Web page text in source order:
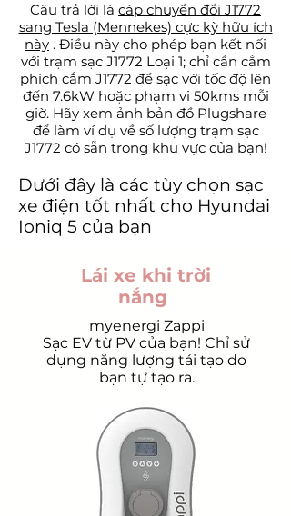
Câu trả lời là cáp chuyển đổi J1772
sang Tesla (Mennekes) cực kỳ hữu ích
này . Điều này cho phép bạn kết nối
với trạm sạc J1772 Loại 1; chỉ cần cắm
phích cắm J1772 để sạc với tốc độ lên
đến 7.6kW hoặc phạm vi 50kms mỗi
giờ. Hãy xem ảnh bản đồ Plugshare
để làm ví dụ về số lượng trạm sạc
J1772 có sẵn trong khu vực của bạn!
Dưới đây là các tùy chọn sạc
xe điện tốt nhất cho Hyundai
Ioniq 5 của bạn
Lái xe khi trời
nắng
myenergi Zappi
Sạc EV từ PV của bạn! Chỉ sử
dụng năng lượng tái tạo do
bạn tự tạo ra.